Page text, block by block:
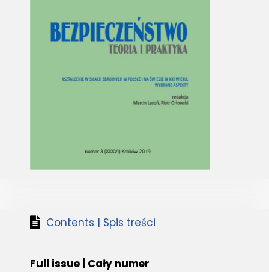
Contents | Spis treści
Full issue | Cały numer